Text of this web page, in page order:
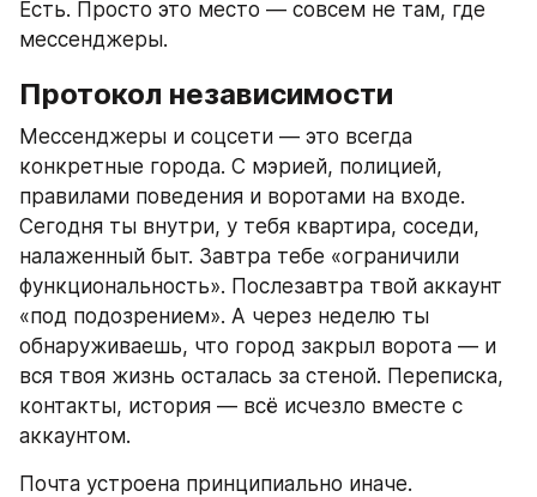
Есть. Просто это место — совсем не там, где
мессенджеры.
Протокол независимости
Мессенджеры и соцсети — это всегда
конкретные города. С мэрией, полицией,
правилами поведения и воротами на входе.
Сегодня ты внутри, у тебя квартира, соседи,
налаженный быт. Завтра тебе «ограничили
функциональность». Послезавтра твой аккаунт
«под подозрением». А через неделю ты
обнаруживаешь, что город закрыл ворота — и
вся твоя жизнь осталась за стеной. Переписка,
контакты, история — всё исчезло вместе с
аккаунтом.
Почта устроена принципиально иначе.